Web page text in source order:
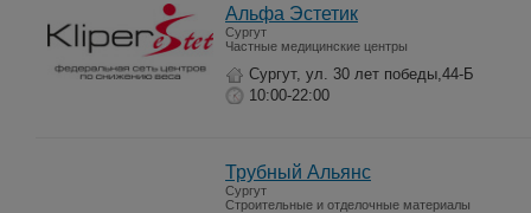
Альфа Эстетик
Сургут
Частные медицинские центры
Сургут, ул. 30 лет победы,44-Б
10:00-22:00
Трубный Альянс
Сургут
Строительные и отделочные материалы